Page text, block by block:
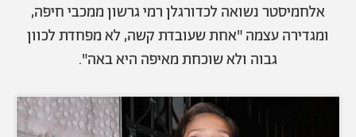
אלחמיסטר נשואה לכדורגלן רמי גרשון ממכבי חיפה,
ומגדירה עצמה "אחת שעובדת קשה, לא מפחדת לכוון
גבוה ולא שוכחת מאיפה היא באה".